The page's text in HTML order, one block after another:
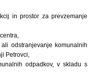
in prostor za prevzemanje
odstranjevanje komunalnih
Petrovci,
odpadkov, v skladu s